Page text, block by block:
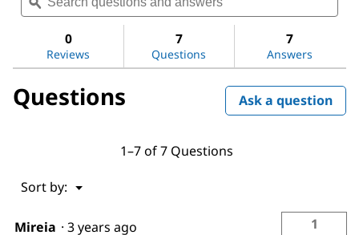
value
for
Serum
Albumin
questions
and
ϙ
0
Reviews
7
Questions
7
Answers
Questions Ask a question
1–7 of 7 Questions
Sort by: ▼
Menu
Mireia · 3 years ago 1